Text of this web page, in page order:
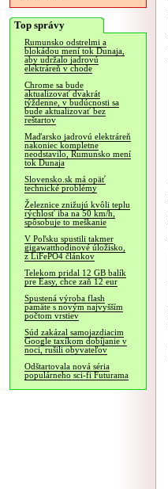
Top správy
Rumunsko odstrelmi a
blokádou mení tok Dunaja,
aby udržalo jadrovú
elektráreň v chode
Chrome sa bude
aktualizovať dvakrát
týždenne, v budúcnosti sa
bude aktualizovať bez
reštartov
Maďarsko jadrovú elektráreň
nakoniec kompletne
neodstavilo, Rumunsko mení
tok Dunaja
Slovensko.sk má opäť
technické problémy
Železnice znižujú kvôli teplu
rýchlosť iba na 50 km/h,
spôsobuje to meškanie
V Poľsku spustili takmer
gigawatthodinové úložisko,
z LiFePO4 článkov
Telekom pridal 12 GB balík
pre Easy, chce zaň 12 eur
Spustená výroba flash
pamäte s novým najvyšším
počtom vrstiev
Súd zakázal samojazdiacim
Google taxíkom dobíjanie v
noci, rušili obyvateľov
Odštartovala nová séria
populárneho sci-fi Futurama